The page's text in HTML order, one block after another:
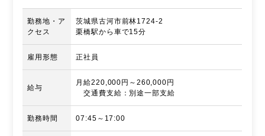
勤務地・ア
クセス
茨城県古河市前林1724-2
栗橋駅から車で15分
雇用形態 正社員
給与
月給220,000円～260,000円
交通費支給：別途一部支給
勤務時間 07:45～17:00